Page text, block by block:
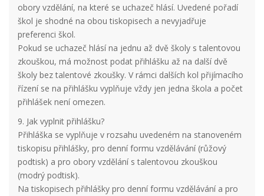
obory vzdělání, na které se uchazeč hlásí. Uvedené pořadí
škol je shodné na obou tiskopisech a nevyjadřuje
preferenci škol.
Pokud se uchazeč hlásí na jednu až dvě školy s talentovou
zkouškou, má možnost podat přihlášku až na další dvě
školy bez talentové zkoušky. V rámci dalších kol přijímacího
řízení se na přihlášku vyplňuje vždy jen jedna škola a počet
přihlášek není omezen.
9. Jak vyplnit přihlášku?
Přihláška se vyplňuje v rozsahu uvedeném na stanoveném
tiskopisu přihlášky, pro denní formu vzdělávání (růžový
podtisk) a pro obory vzdělání s talentovou zkouškou
(modrý podtisk).
Na tiskopisech přihlášky pro denní formu vzdělávání a pro